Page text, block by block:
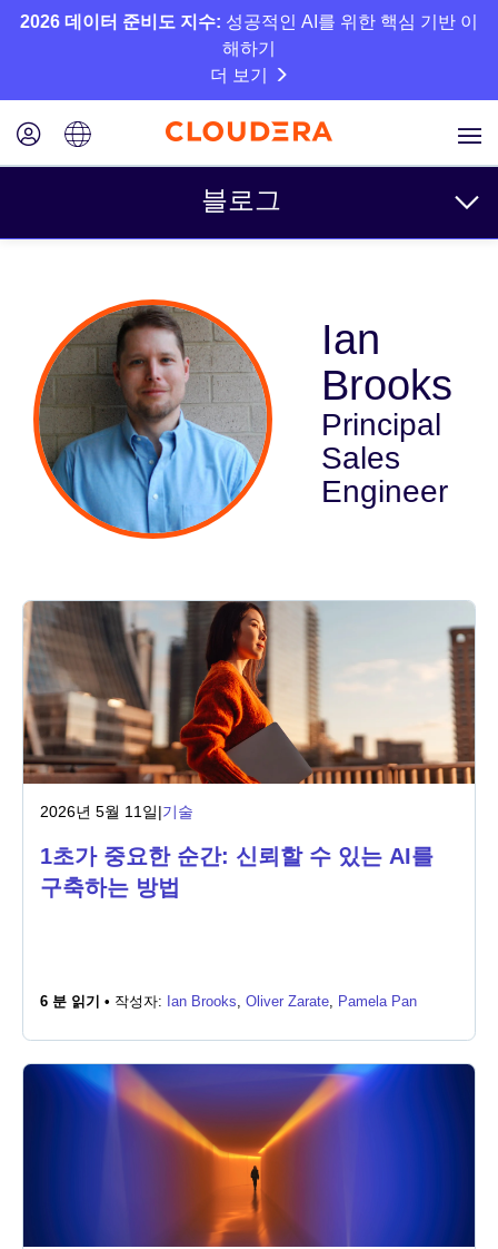
2026 데이터 준비도 지수: 성공적인 AI를 위한 핵심 기반 이
해하기
더 보기
블로그
비즈니스
기술
파트너
문화
제조
보험
통신
기술
공공 부문
교육
뉴스룸
Ian
Brooks
Principal
Sales
Engineer
2026년 5월 11일|기술
1초가 중요한 순간: 신뢰할 수 있는 AI를
구축하는 방법
6 분 읽기 • 작성자: Ian Brooks, Oliver Zarate, Pamela Pan